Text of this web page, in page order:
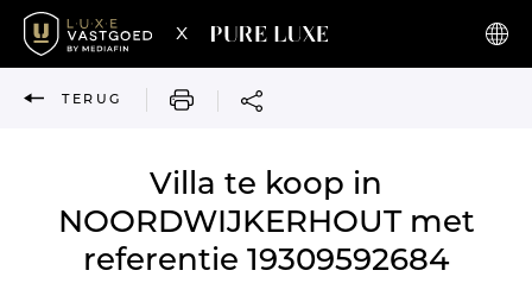
x
TERUG AFDRUKKEN
Villa te koop in
NOORDWIJKERHOUT met
referentie 19309592684